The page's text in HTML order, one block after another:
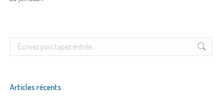
Search:
Articles récents